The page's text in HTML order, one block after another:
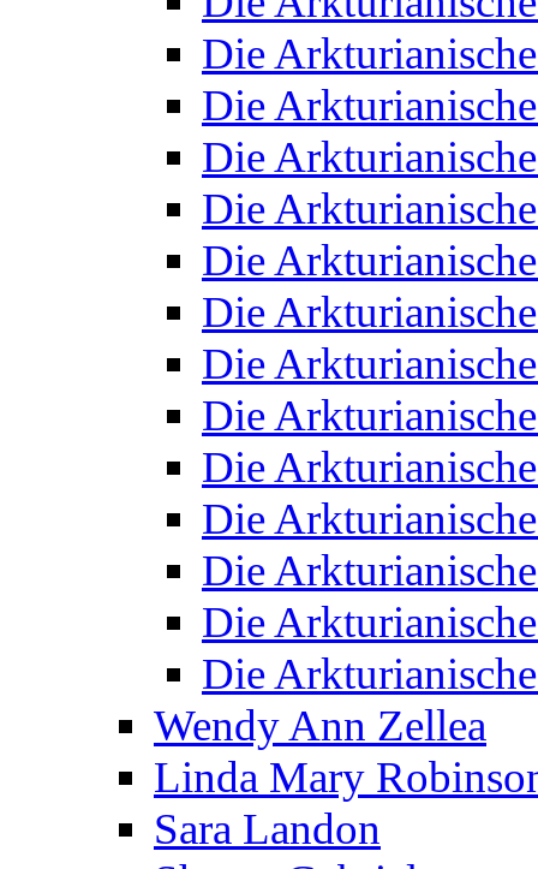
Die
Die
Die
Die
Die
Die
Die
Die
Die
Die
Die
Die
Die
Wendy Ann Zellea
Linda Mary
Sara Landon